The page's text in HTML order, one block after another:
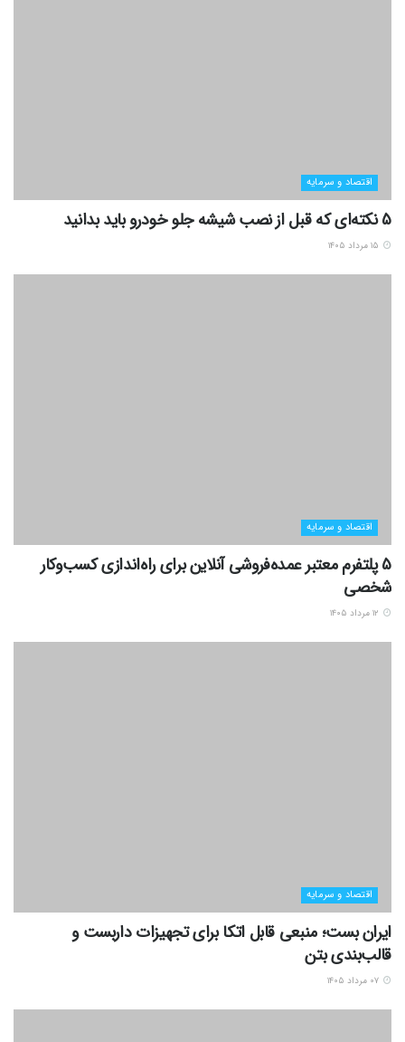
اقتصاد و سرمایه
5 نکته‌ای که قبل از نصب شیشه جلو خودرو باید بدانید
اقتصاد و سرمایه
5 پلتفرم معتبر عمده‌فروشی آنلاین برای راه‌اندازی کسب‌وکار
شخصی
اقتصاد و سرمایه
ایران بست؛ منبعی قابل اتکا برای تجهیزات داربست و
قالب‌بندی بتن